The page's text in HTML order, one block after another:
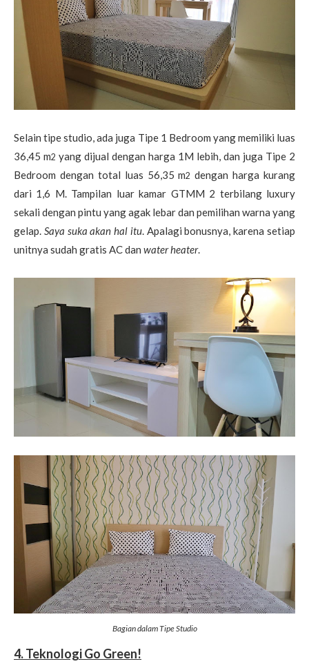
Selain tipe studio, ada juga Tipe 1 Bedroom yang memiliki luas
36,45 m2 yang dijual dengan harga 1M lebih, dan juga Tipe 2
Bedroom dengan total luas 56,35 m2 dengan harga kurang
dari 1,6 M. Tampilan luar kamar GTMM 2 terbilang luxury
sekali dengan pintu yang agak lebar dan pemilihan warna yang
gelap. Saya suka akan hal itu. Apalagi bonusnya, karena setiap
unitnya sudah gratis AC dan water heater.
Bagian dalam Tipe Studio
4. Teknologi Go Green!